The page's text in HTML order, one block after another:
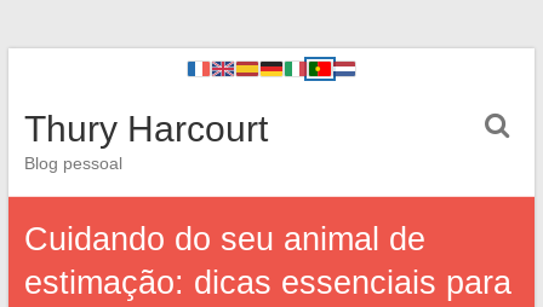
Thury Harcourt
Blog pessoal
Cuidando do seu animal de
estimação: dicas essenciais para